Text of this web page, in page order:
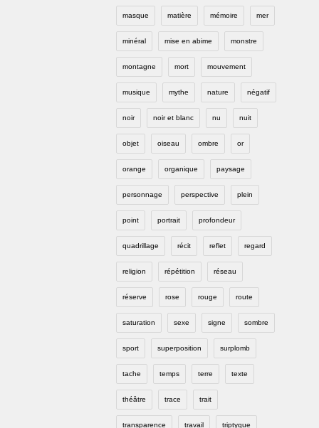
masque matière mémoire mer
minéral mise en abime monstre
montagne mort mouvement
musique mythe nature négatif
noir noir et blanc nu nuit
objet oiseau ombre or
orange organique paysage
personnage perspective plein
point portrait profondeur
quadrillage récit reflet regard
religion répétition réseau
réserve rose rouge route
saturation sexe signe sombre
sport superposition surplomb
tache temps terre texte
théâtre trace trait
transparence travail triptyque